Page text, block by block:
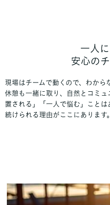
一人
安心の
現場はチームで動くので、わから
休憩も一緒に取り、自然とコミ
置される」「一人で悩む」こと
続けられる理由がここにあります。